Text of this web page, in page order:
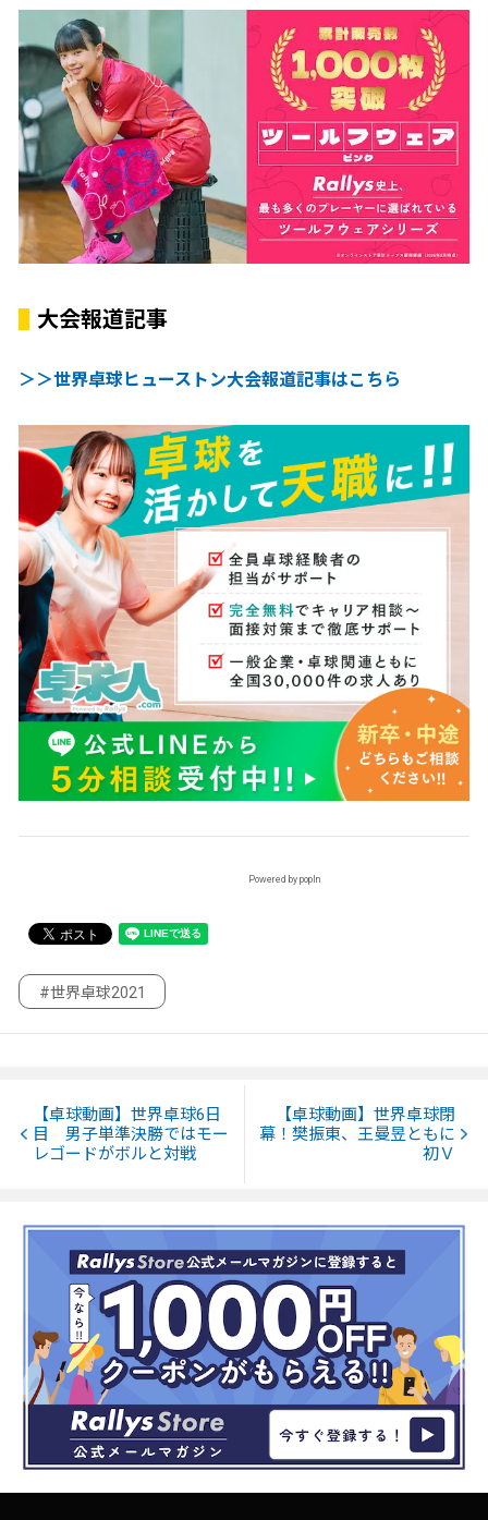
大会報道記事
＞＞世界卓球ヒューストン大会報道記事はこちら
Powered by popIn
#世界卓球2021
【卓球動画】世界卓球6日
目 男子単準決勝ではモー
レゴードがボルと対戦
【卓球動画】世界卓球閉
幕！樊振東、王曼昱ともに
初Ｖ